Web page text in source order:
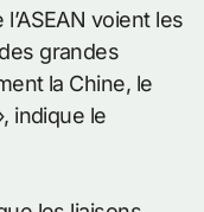
voient les
grandes
la Chine, le
indique le